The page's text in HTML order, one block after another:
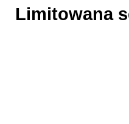
Limitowana